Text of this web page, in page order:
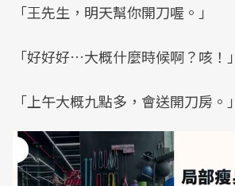
「王先生，明天幫你開刀喔。」
「好好好…大概什麼時候啊？咳！」
「上午大概九點多，會送開刀房。」